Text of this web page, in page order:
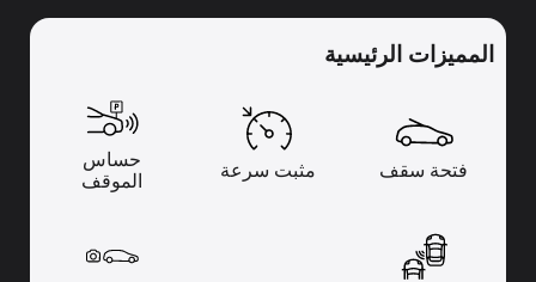
المميزات الرئيسية
فتحة سقف مثبت سرعة
حساس
الموقف